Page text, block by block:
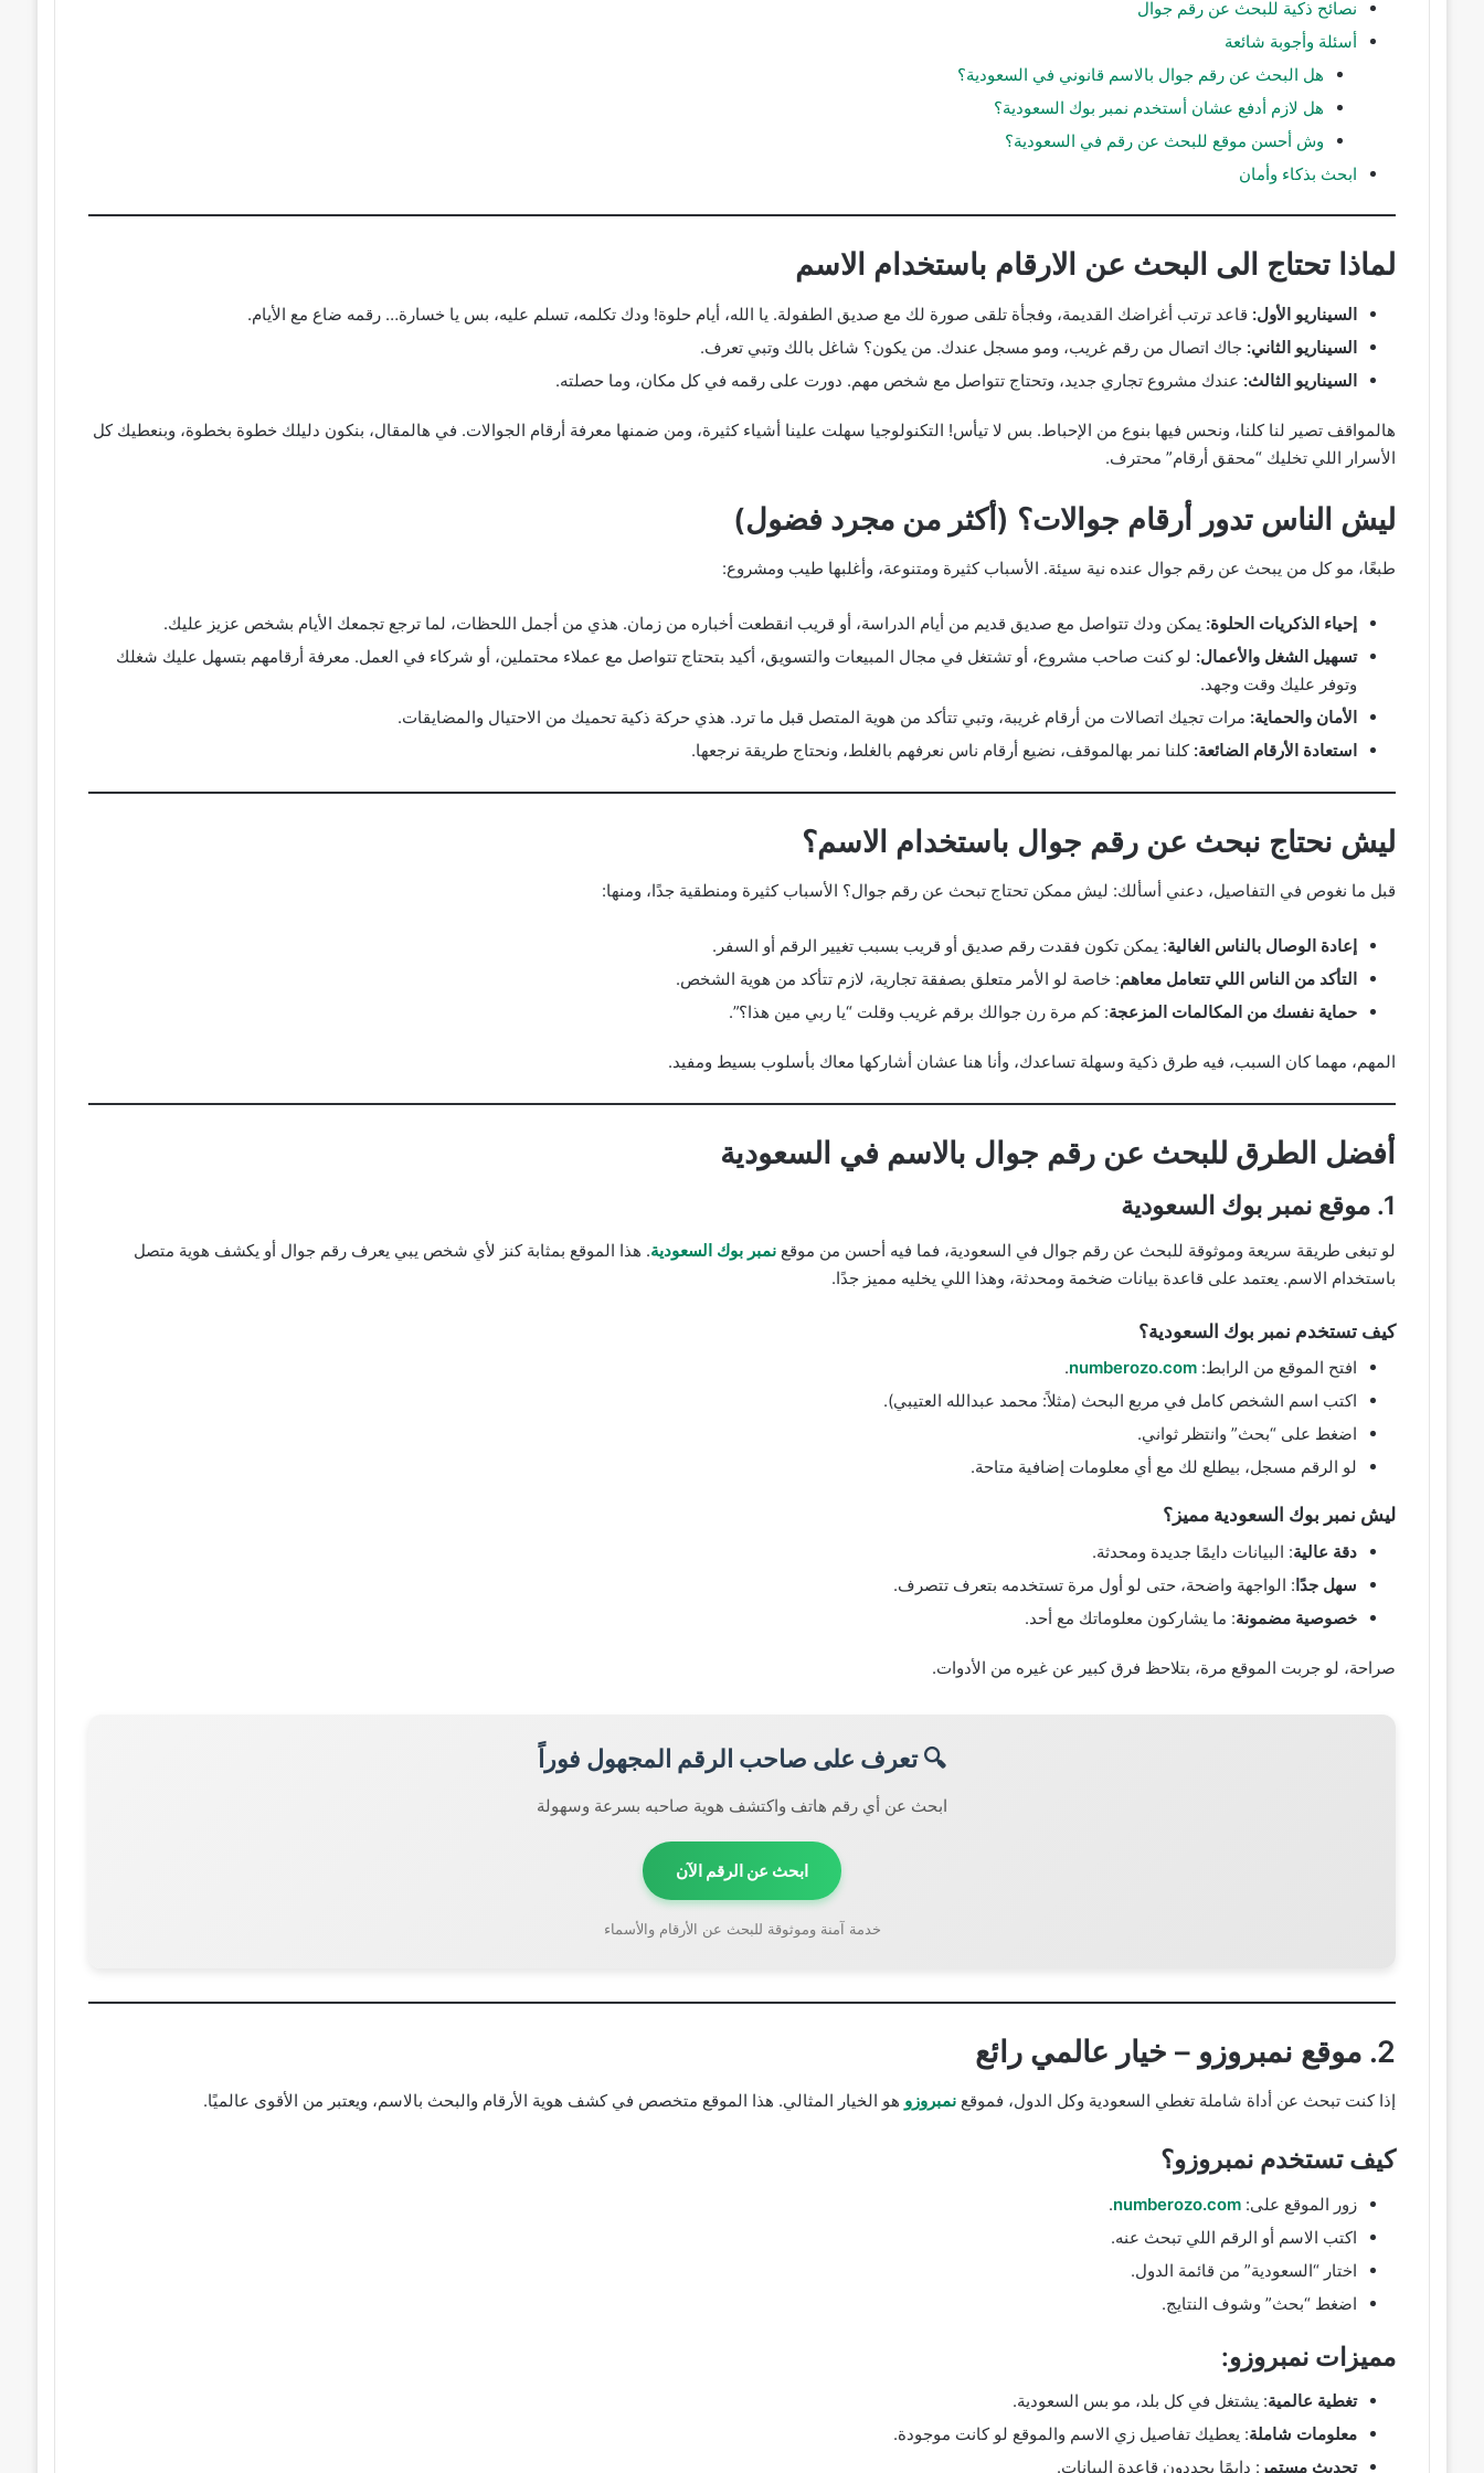
نصائح ذكية للبحث عن رقم جوال
أسئلة وأجوبة شائعة
هل البحث عن رقم جوال بالاسم قانوني في السعودية؟
هل لازم أدفع عشان أستخدم نمبر بوك السعودية؟
وش أحسن موقع للبحث عن رقم في السعودية؟
ابحث بذكاء وأمان
لماذا تحتاج الى البحث عن الارقام باستخدام الاسم
السيناريو الأول: قاعد ترتب أغراضك القديمة، وفجأة تلقى صورة لك مع صديق الطفولة. يا الله، أيام حلوة! ودك تكلمه، تسلم عليه، بس يا خسارة… رقمه ضاع مع الأيام.
السيناريو الثاني: جاك اتصال من رقم غريب، ومو مسجل عندك. من يكون؟ شاغل بالك وتبي تعرف.
السيناريو الثالث: عندك مشروع تجاري جديد، وتحتاج تتواصل مع شخص مهم. دورت على رقمه في كل مكان، وما حصلته.
هالمواقف تصير لنا كلنا، ونحس فيها بنوع من الإحباط. بس لا تيأس! التكنولوجيا سهلت علينا أشياء كثيرة، ومن ضمنها معرفة أرقام الجوالات. في هالمقال، بنكون دليلك خطوة بخطوة، وبنعطيك كل
الأسرار اللي تخليك “محقق أرقام” محترف.
ليش الناس تدور أرقام جوالات؟ (أكثر من مجرد فضول)
طبعًا، مو كل من يبحث عن رقم جوال عنده نية سيئة. الأسباب كثيرة ومتنوعة، وأغلبها طيب ومشروع:
إحياء الذكريات الحلوة: يمكن ودك تتواصل مع صديق قديم من أيام الدراسة، أو قريب انقطعت أخباره من زمان. هذي من أجمل اللحظات، لما ترجع تجمعك الأيام بشخص عزيز عليك.
تسهيل الشغل والأعمال: لو كنت صاحب مشروع، أو تشتغل في مجال المبيعات والتسويق، أكيد بتحتاج تتواصل مع عملاء محتملين، أو شركاء في العمل. معرفة أرقامهم بتسهل عليك شغلك
وتوفر عليك وقت وجهد.
الأمان والحماية: مرات تجيك اتصالات من أرقام غريبة، وتبي تتأكد من هوية المتصل قبل ما ترد. هذي حركة ذكية تحميك من الاحتيال والمضايقات.
استعادة الأرقام الضائعة: كلنا نمر بهالموقف، نضيع أرقام ناس نعرفهم بالغلط، ونحتاج طريقة نرجعها.
ليش نحتاج نبحث عن رقم جوال باستخدام الاسم؟
قبل ما نغوص في التفاصيل، دعني أسألك: ليش ممكن تحتاج تبحث عن رقم جوال؟ الأسباب كثيرة ومنطقية جدًا، ومنها:
إعادة الوصال بالناس الغالية: يمكن تكون فقدت رقم صديق أو قريب بسبب تغيير الرقم أو السفر.
التأكد من الناس اللي تتعامل معاهم: خاصة لو الأمر متعلق بصفقة تجارية، لازم تتأكد من هوية الشخص.
حماية نفسك من المكالمات المزعجة: كم مرة رن جوالك برقم غريب وقلت “يا ربي مين هذا؟”.
المهم، مهما كان السبب، فيه طرق ذكية وسهلة تساعدك، وأنا هنا عشان أشاركها معاك بأسلوب بسيط ومفيد.
أفضل الطرق للبحث عن رقم جوال بالاسم في السعودية
1. موقع نمبر بوك السعودية
لو تبغى طريقة سريعة وموثوقة للبحث عن رقم جوال في السعودية، فما فيه أحسن من موقع نمبر بوك السعودية. هذا الموقع بمثابة كنز لأي شخص يبي يعرف رقم جوال أو يكشف هوية متصل
باستخدام الاسم. يعتمد على قاعدة بيانات ضخمة ومحدثة، وهذا اللي يخليه مميز جدًا.
كيف تستخدم نمبر بوك السعودية؟
افتح الموقع من الرابط: numberozo.com
.
اكتب اسم الشخص كامل في مربع البحث (مثلاً: محمد عبدالله العتيبي).
اضغط على “بحث” وانتظر ثواني.
لو الرقم مسجل، بيطلع لك مع أي معلومات إضافية متاحة.
ليش نمبر بوك السعودية مميز؟
دقة عالية: البيانات دايمًا جديدة ومحدثة.
سهل جدًا: الواجهة واضحة، حتى لو أول مرة تستخدمه بتعرف تتصرف.
خصوصية مضمونة: ما يشاركون معلوماتك مع أحد.
صراحة، لو جربت الموقع مرة، بتلاحظ فرق كبير عن غيره من الأدوات.
🔍 تعرف على صاحب الرقم المجهول فوراً
ابحث عن أي رقم هاتف واكتشف هوية صاحبه بسرعة وسهولة
ابحث عن الرقم الآن
خدمة آمنة وموثوقة للبحث عن الأرقام والأسماء
2. موقع نمبروزو – خيار عالمي رائع
إذا كنت تبحث عن أداة شاملة تغطي السعودية وكل الدول، فموقع نمبروزو هو الخيار المثالي. هذا الموقع متخصص في كشف هوية الأرقام والبحث بالاسم، ويعتبر من الأقوى عالميًا.
كيف تستخدم نمبروزو؟
زور الموقع على: numberozo.com
.
اكتب الاسم أو الرقم اللي تبحث عنه.
اختار “السعودية” من قائمة الدول.
اضغط “بحث” وشوف النتايج.
مميزات نمبروزو:
تغطية عالمية: يشتغل في كل بلد، مو بس السعودية.
معلومات شاملة: يعطيك تفاصيل زي الاسم والموقع لو كانت موجودة.
تحديث مستمر : دايمًا يجددون قاعدة البيانات.